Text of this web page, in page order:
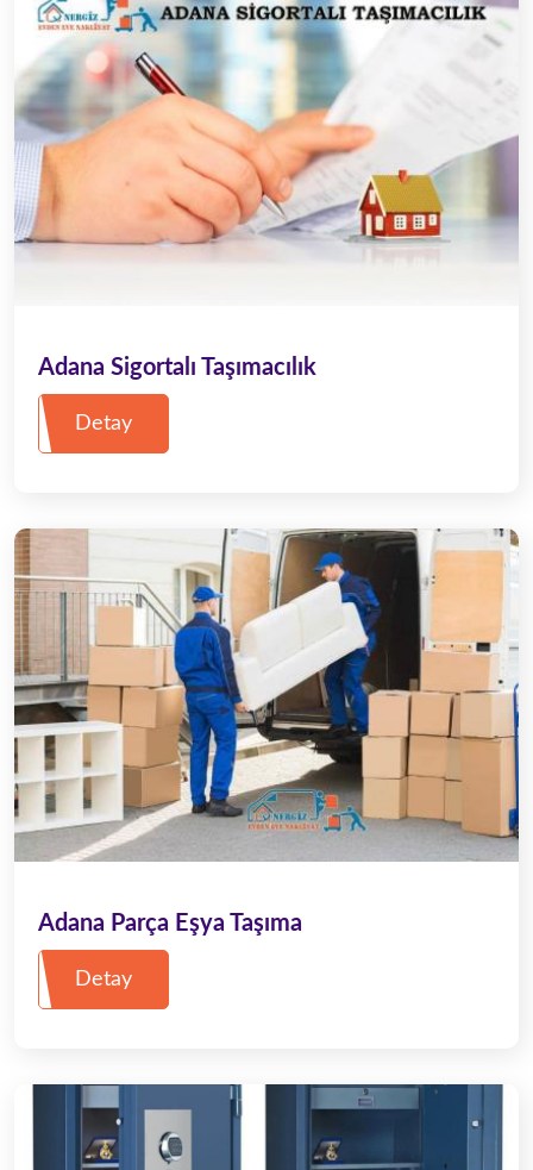
Adana Sigortalı Taşımacılık
Detay
Adana Parça Eşya Taşıma
Detay